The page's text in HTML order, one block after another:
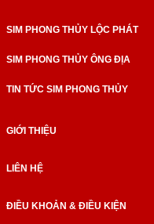
SIM PHONG THỦY LỘC PHÁT
SIM PHONG THỦY ÔNG ĐỊA
TIN TỨC SIM PHONG THỦY
GIỚI THIỆU
LIÊN HỆ
ĐIỀU KHOẢN & ĐIỀU KIỆN